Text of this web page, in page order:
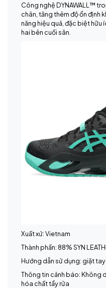
Công nghệ DYNAWALL™
chân, tăng thêm độ ổn định
năng hiệu quả, đặc biệt
hai bên cuối sân.
Xuất xứ: Vietnam
Thành phần: 88% SYN
Hướng dẫn sử dụng: giặt
Thông tin cảnh báo: Không
hóa chất tẩy rửa